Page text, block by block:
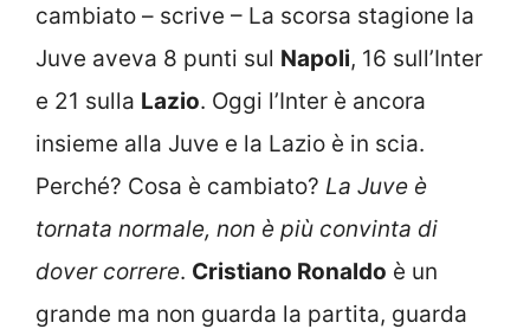
cambiato – scrive – La scorsa stagione la
Juve aveva 8 punti sul Napoli, 16 sull’Inter
e 21 sulla Lazio. Oggi l’Inter è ancora
insieme alla Juve e la Lazio è in scia.
Perché? Cosa è cambiato? La Juve è
tornata normale, non è più convinta di
dover correre. Cristiano Ronaldo è un
grande ma non guarda la partita, guarda